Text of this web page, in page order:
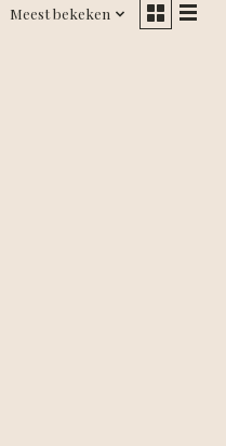
Meest bekeken